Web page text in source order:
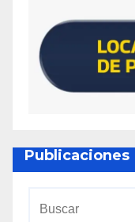
Publicaciones